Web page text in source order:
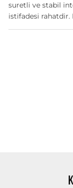
suretli ve stabil
istifadesi rahatdir.